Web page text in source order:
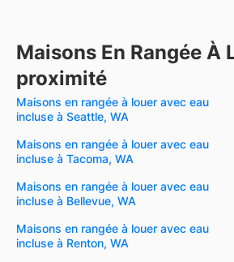
Maisons En Rangée À
proximité
Maisons en rangée à louer avec eau
incluse à Seattle, WA
Maisons en rangée à louer avec eau
incluse à Tacoma, WA
Maisons en rangée à louer avec eau
incluse à Bellevue, WA
Maisons en rangée à louer avec eau
incluse à Renton, WA